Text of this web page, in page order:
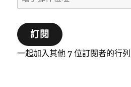
子
郵
件
位
訂閱
一起加入其他 7 位訂閱者的行列